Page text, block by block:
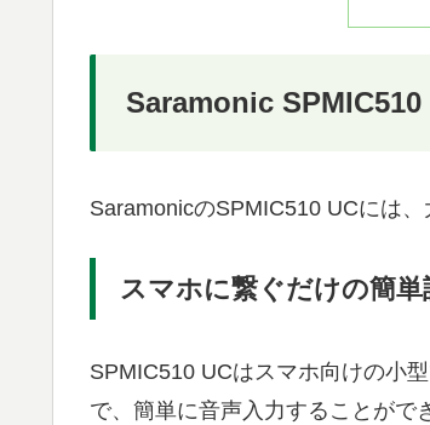
Saramonic
SaramonicのSPMIC510 UCには、
スマホに繋ぐだけの簡単
SPMIC510 UCはスマホ向けの小
で、簡単に音声入力することがで